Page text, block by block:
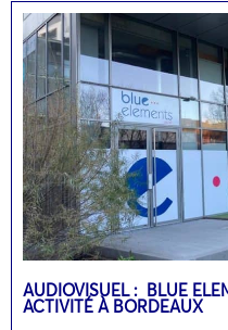
AUDIOVISUEL : BLUE
ACTIVITÉ À BORDEAUX